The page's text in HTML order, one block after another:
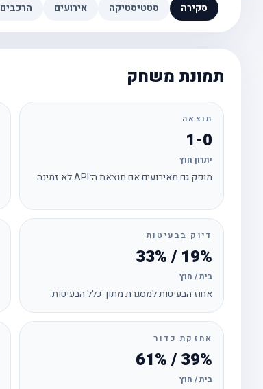
סקירה סטטיסטיקה אירועים הרכבים
תמונת משחק
תוצאה
1-0
יתרון חוץ
מופק גם מאירועים אם תוצאת ה־API לא זמינה
דיוק בבעיטות
19% / 33%
בית / חוץ
אחוז הבעיטות למסגרת מתוך כלל הבעיטות
אחזקת כדור
39% / 61%
בית / חוץ